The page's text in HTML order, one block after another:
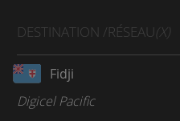
DESTINATION /RÉSEAU(X)
Fidji
Digicel Pacific